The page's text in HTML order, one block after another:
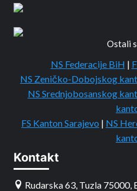
Ostali
NS Federacije BiH |
NS Zeničko-Dobojskog
NS Srednjobosanskog
FS Kanton Sarajevo | NS
Kontakt
Rudarska 63, Tuzla 75000,